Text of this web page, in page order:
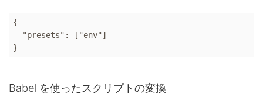
{
  "presets": ["env"]
Babel を使ったスクリプトの変換